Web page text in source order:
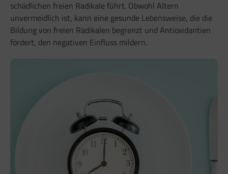
schädlichen freien Radikale führt. Obwohl Altern
unvermeidlich ist, kann eine gesunde Lebensweise, die die
Bildung von freien Radikalen begrenzt und Antioxidantien
fördert, den negativen Einfluss mildern.